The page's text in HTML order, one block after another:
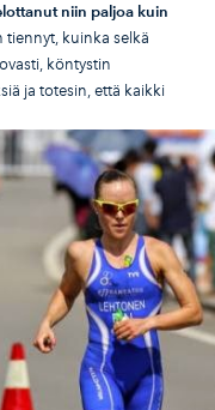
niin paljoa kuin
tiennyt, kuinka selkä
köntystin
ja totesin, että kaikki